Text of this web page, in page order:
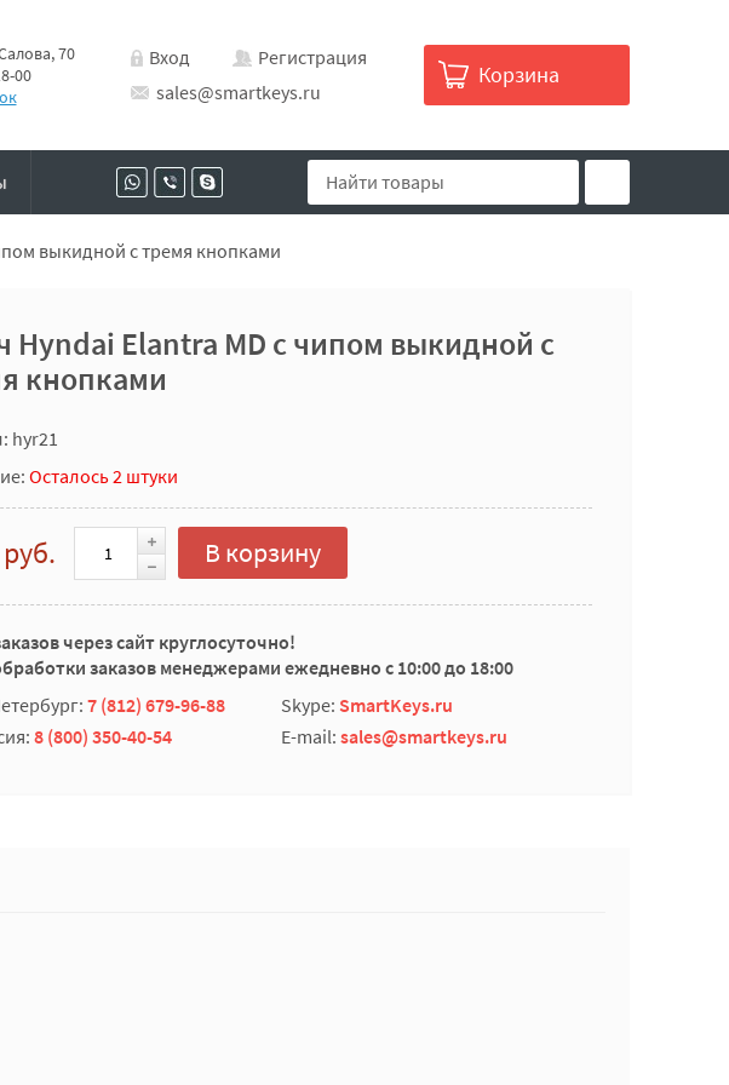
70
00
Вход
Регистрация
sales@smartkeys.ru
Корзина
выкидной с тремя кнопками
Hyndai Elantra MD с чипом выкидной с
кнопками
hyr21
Осталось 2 штуки
В корзину
через сайт круглосуточно!
заказов менеджерами ежедневно с 10:00 до 18:00
7 (812) 679-96-88 Skype: SmartKeys.ru
8 (800) 350-40-54 E-mail: sales@smartkeys.ru